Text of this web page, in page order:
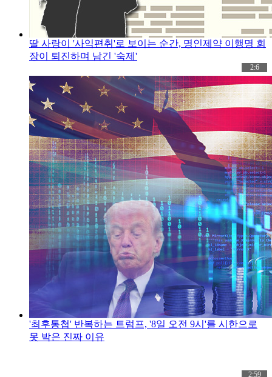
딸 사랑이 '사익편취'로 보이는 순간, 명인제약 이행명 회
장이 퇴진하며 남긴 '숙제'
2:6
'최후통첩' 반복하는 트럼프, '8일 오전 9시'를 시한으로
못 박은 진짜 이유
2:59